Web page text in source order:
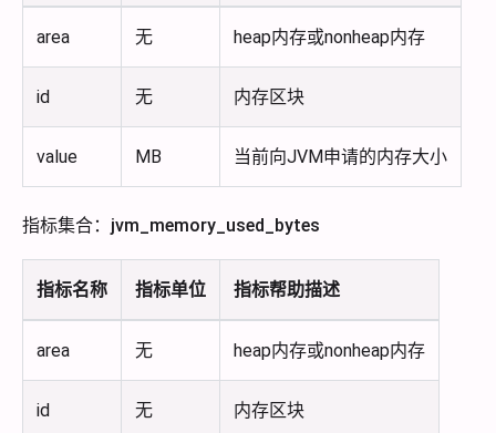
area 无 heap内存或nonheap内存
id 无 内存区块
value MB 当前向JVM申请的内存大小
指标集合：jvm_memory_used_bytes
指标名称 指标单位 指标帮助描述
area 无 heap内存或nonheap内存
id 无 内存区块